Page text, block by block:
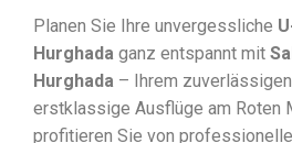
Planen Sie Ihre unvergessliche
Hurghada ganz entspannt mit
Hurghada – Ihrem
erstklassige Ausflüge am Roten
profitieren Sie von